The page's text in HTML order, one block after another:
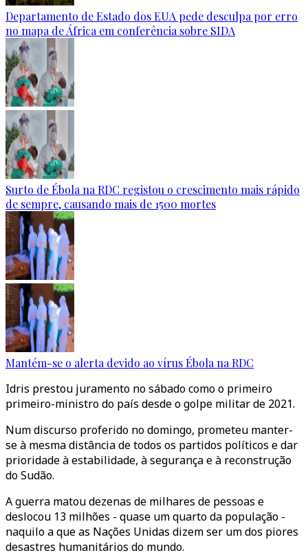
Departamento de Estado dos EUA pede desculpa por erro
no mapa de África em conferência sobre SIDA
Surto de Ébola na RDC registou o crescimento mais rápido
de sempre, causando mais de 1500 mortes
Mantém-se o alerta devido ao vírus Ébola na RDC
Idris prestou juramento no sábado como o primeiro
primeiro-ministro do país desde o golpe militar de 2021.
Num discurso proferido no domingo, prometeu manter-
se à mesma distância de todos os partidos políticos e dar
prioridade à estabilidade, à segurança e à reconstrução
do Sudão.
A guerra matou dezenas de milhares de pessoas e
deslocou 13 milhões - quase um quarto da população -
naquilo a que as Nações Unidas dizem ser um dos piores
desastres humanitários do mundo.